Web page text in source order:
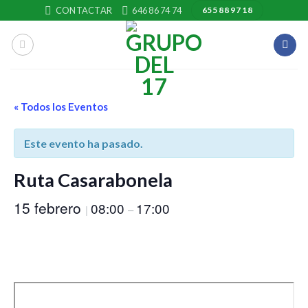
to
content
CONTACTAR 646 86 74 74 655 88 97 18
« Todos los Eventos
Este evento ha pasado.
Ruta Casarabonela
15 febrero | 08:00 – 17:00